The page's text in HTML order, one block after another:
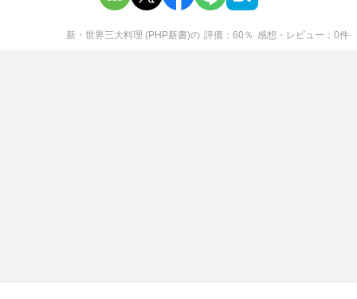
新・世界三大料理 (PHP新書)の 評価 60 ％ 感想・レビュー 0件